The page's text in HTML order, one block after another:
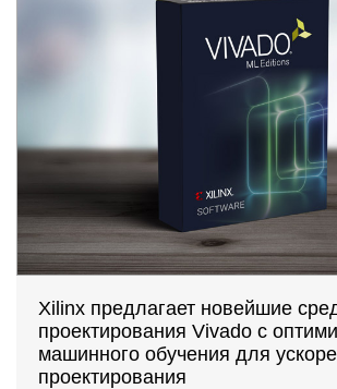
Xilinx предлагает новейшие
проектирования Vivado с
машинного обучения для
проектирования